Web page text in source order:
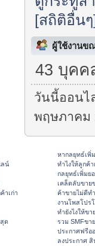
[สถิติอื่น
ผู้ใช้งานข
43 บุคค
วันนี้ออน
พฤษภาคม
ลน์
าเก่า
ด
หากลยุทธ์เพิ่
ทําไงให้ลูกค้า
กลยุทธ์เพิ่มย
เคล็ดลับขาย
ค้าขายไม่ดีท
งานโพสโปร
ทํายังไงให้ข
รวม SMFขา
ประกาศฟรีอ
ลงประกาศ สิ